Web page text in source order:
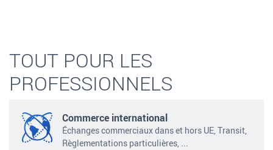
TOUT POUR LES
PROFESSIONNELS
Commerce international
Échanges commerciaux dans et hors UE, Transit,
Règlementations particulières, ...